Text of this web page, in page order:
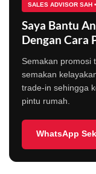
SALES ADVISOR SAH
Saya Bantu
Dengan Cara
Semakan promosi
semakan
trade-in sehingga
pintu rumah.
WhatsApp